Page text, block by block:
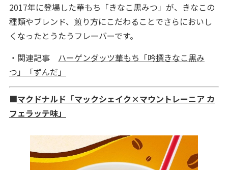
2017年に登場した華もち「きなこ黒みつ」が、きなこの
種類やブレンド、煎り方にこだわることでさらにおいし
くなったとうたうフレーバーです。
・関連記事 ハーゲンダッツ華もち「吟撰きなこ黒み
つ」「ずんだ」
■マクドナルド「マックシェイク×マウントレーニア カ
フェラッテ味」